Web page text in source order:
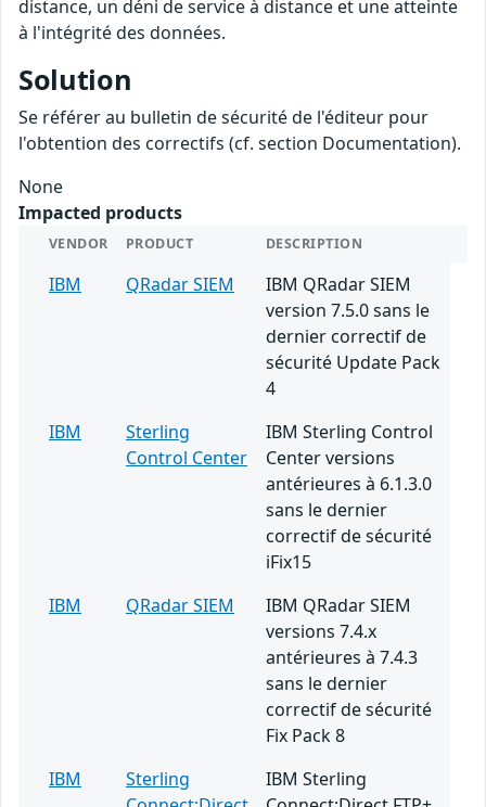
distance, un déni de service à distance et une atteinte
à l'intégrité des données.
Solution
Se référer au bulletin de sécurité de l'éditeur pour
l'obtention des correctifs (cf. section Documentation).
None
Impacted products
VENDOR PRODUCT DESCRIPTION
IBM QRadar SIEM
IBM QRadar SIEM
version 7.5.0 sans le
dernier correctif de
sécurité Update Pack
4
IBM
Sterling
Control Center
IBM Sterling Control
Center versions
antérieures à 6.1.3.0
sans le dernier
correctif de sécurité
iFix15
IBM
QRadar SIEM
IBM QRadar SIEM
versions 7.4.x
antérieures à 7.4.3
sans le dernier
correctif de sécurité
Fix Pack 8
IBM
Sterling
IBM Sterling